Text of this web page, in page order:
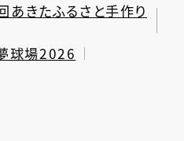
あきたふるさと手作り
球場2026